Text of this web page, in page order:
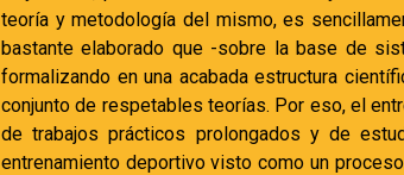
teoría y metodología del mismo, es
bastante elaborado que -sobre la base de
formalizando en una acabada estructura
conjunto de respetables teorías. Por eso, el
de trabajos prácticos prolongados y de
entrenamiento deportivo visto como un